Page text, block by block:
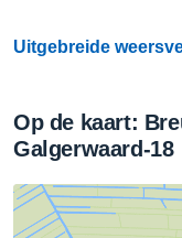
Uitgebreide
Op de kaart:
Galgerwaard-18